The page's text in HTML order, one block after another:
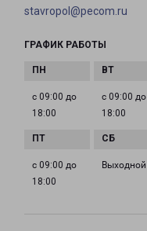
stavropol@pecom.ru
ГРАФИК РАБОТЫ
с 09:00 до
18:00
с 09:00 до
18:00
с 09:00 до
18:00
Выходной